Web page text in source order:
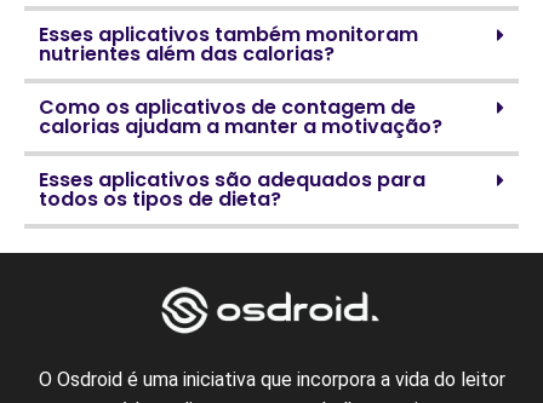
Esses aplicativos também monitoram
nutrientes além das calorias?
Como os aplicativos de contagem de
calorias ajudam a manter a motivação?
Esses aplicativos são adequados para
todos os tipos de dieta?
O Osdroid é uma iniciativa que incorpora a vida do leitor